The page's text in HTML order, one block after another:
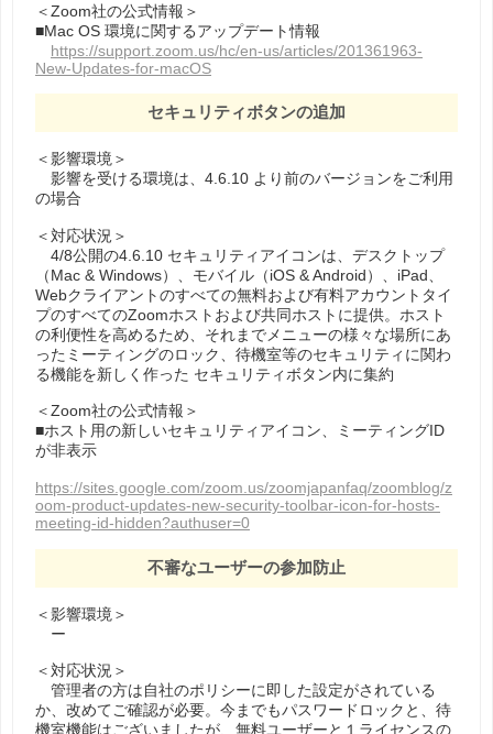
＜Zoom社の公式情報＞
■Mac OS 環境に関するアップデート情報
https://support.zoom.us/hc/en-us/articles/201361963-
New-Updates-for-macOS
セキュリティボタンの追加
＜影響環境＞
影響を受ける環境は、4.6.10 より前のバージョンをご利⽤
の場合
＜対応状況＞
4/8公開の4.6.10 セキュリティアイコンは、デスクトップ
（Mac & Windows）、モバイル（iOS & Android）、iPad、
Webクライアントのすべての無料および有料アカウントタイ
プのすべてのZoomホストおよび共同ホストに提供。ホスト
の利便性を⾼めるため、それまでメニューの様々な場所にあ
ったミーティングのロック、待機室等のセキュリティに関わ
る機能を新しく作った セキュリティボタン内に集約
＜Zoom社の公式情報＞
■ホスト用の新しいセキュリティアイコン、ミーティングID
が非表示
https://sites.google.com/zoom.us/zoomjapanfaq/zoomblog/z
oom-product-updates-new-security-toolbar-icon-for-hosts-
meeting-id-hidden?authuser=0
不審なユーザーの参加防⽌
＜影響環境＞
ー
＜対応状況＞
管理者の⽅は⾃社のポリシーに即した設定がされている
か、改めてご確認が必要。今までもパスワードロックと、待
機室機能はございましたが、無料ユーザーと１ライセンスの